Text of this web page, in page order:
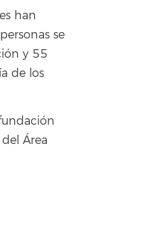
han
se
y 55
de los
Área